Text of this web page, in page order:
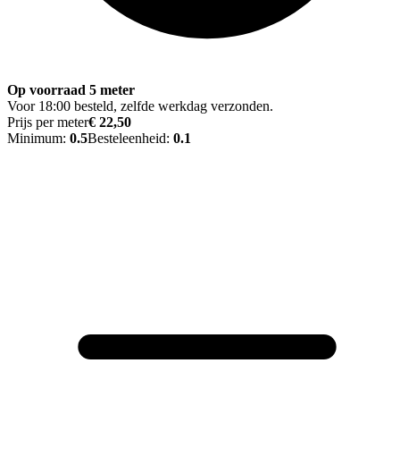
Op voorraad 5 meter
Voor 18:00 besteld, zelfde werkdag verzonden.
Prijs per meter€ 22,50
Minimum: 0.5Besteleenheid: 0.1